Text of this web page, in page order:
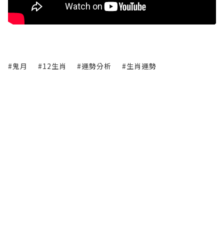
#鬼月 #12生肖 #運勢分析 #生肖運勢